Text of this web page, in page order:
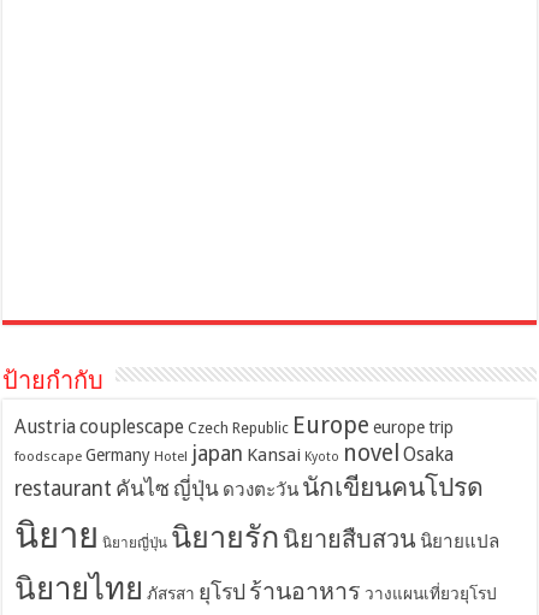
ป้ายกำกับ
Austriacouplescape Czech Republic Europe europe trip
foodscape Germany Hotel japan Kansai Kyoto novel Osaka
restaurant คันไซ ญี่ปุ่น ดวงตะวัน นักเขียนคนโปรด
นิยาย นิยายญี่ปุ่น นิยายรัก นิยายสืบสวน นิยายแปล
นิยายไทย ภัสรสา ยุโรป ร้านอาหาร วางแผนเที่ยวยุโรป